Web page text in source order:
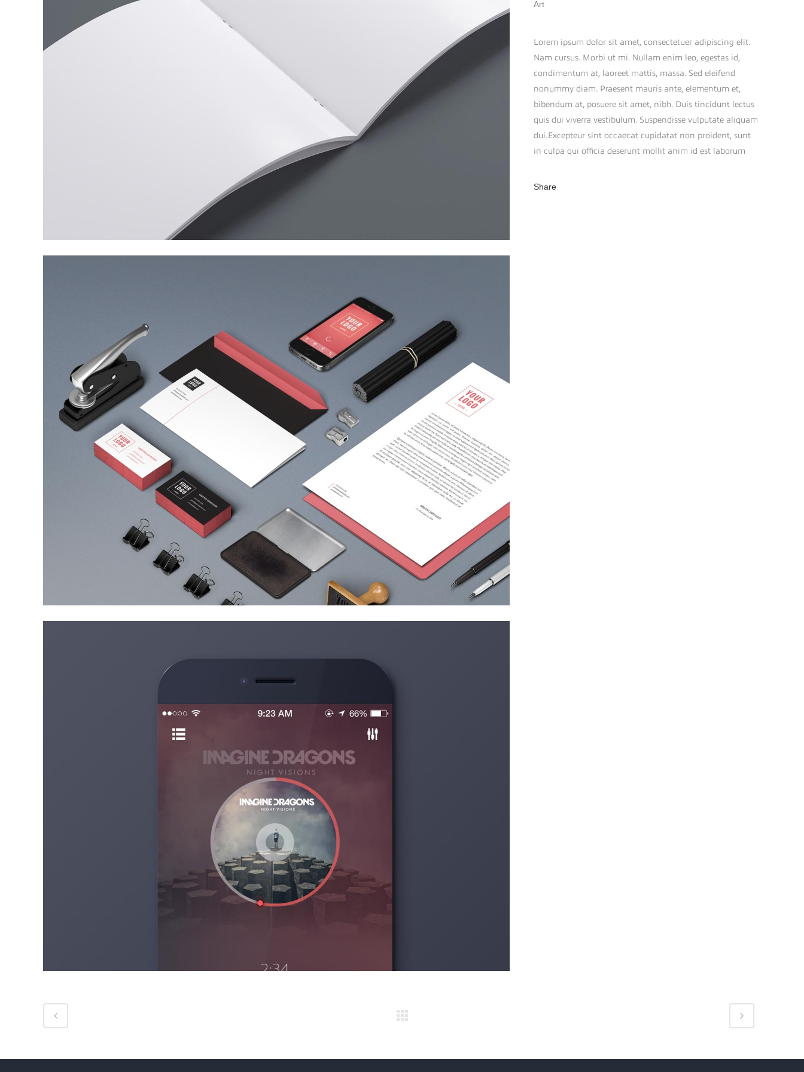
Art
Lorem ipsum dolor sit amet, consectetuer adipiscing elit.
Nam cursus. Morbi ut mi. Nullam enim leo, egestas id,
condimentum at, laoreet mattis, massa. Sed eleifend
nonummy diam. Praesent mauris ante, elementum et,
bibendum at, posuere sit amet, nibh. Duis tincidunt lectus
quis dui viverra vestibulum. Suspendisse vulputate aliquam
dui.Excepteur sint occaecat cupidatat non proident, sunt
in culpa qui officia deserunt mollit anim id est laborum
Share